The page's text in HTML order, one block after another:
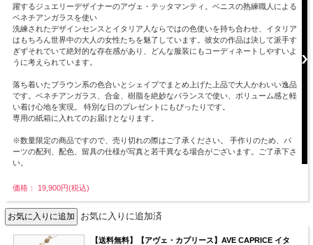
躍するジュエリーデザイナーのアヴェ・テッタマンティ。ベニスの熟練職人による
ベネチアンガラスを使い
洗練されたデザインセンスとイタリア人ならではの色使いを持ち合わせ、イタリア
はもちろん世界中の大人の女性たちを魅了しています。彼女の作品は決して派手す
ぎずそれでいて絶対的な存在感があり、どんな服装にもコーディネートしやすいよ
うに考えられています。
落ち着いたブラウン系の色合いとシェイプでまとめ上げた上品で大人かわいい逸品
です。ベネチアンガラス、合金、樹脂を絶妙なバランスで使い、ボリューム感と軽
い着け心地を実現。 特別な日のプレゼントにもぴったりです。
専用の紙箱に入れてのお届けとなります。
※数量限定の商品ですので、売り切れの際はご了承ください。 手作りのため、パ
ーツの配列、配色、留具の仕様が写真と若干異なる場合がございます。ご了承下さ
い。
価格： 19,900円(税込)
お気に入りに追加済
【送料無料】【アヴェ・カプリース】AVE CAPRICE イタ